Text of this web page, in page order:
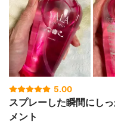
5.00
スプレーした瞬間にし
メント